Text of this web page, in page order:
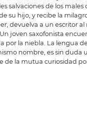
salvaciones de los
su hijo, y recibe la
devuelva a un escritor
joven saxofonista
por la niebla. La lengua
nombre, es sin
de la mutua curiosidad